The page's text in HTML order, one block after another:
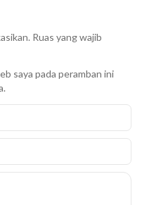
Ruas yang wajib
saya pada peramban ini